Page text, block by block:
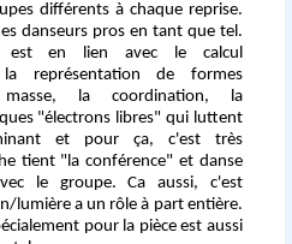
différents à chaque reprise.
danseurs pros en tant que tel.
est en lien avec le calcul
représentation de formes
la coordination, la
"électrons libres" qui luttent
et pour ça, c'est très
tient "la conférence" et danse
le groupe. Ca aussi, c'est
lumière a un rôle à part entière.
pour la pièce est aussi